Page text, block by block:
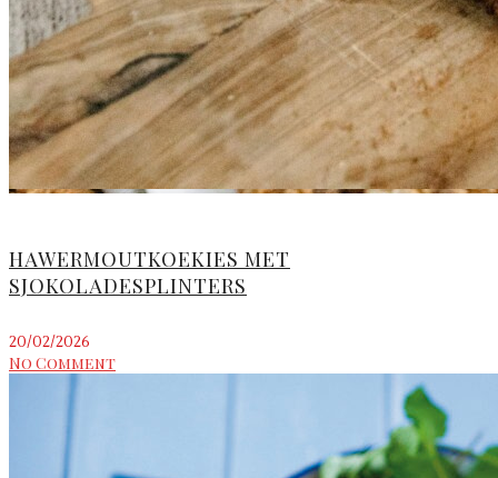
HAWERMOUTKOEKIES MET
SJOKOLADESPLINTERS
20/02/2026
No Comment